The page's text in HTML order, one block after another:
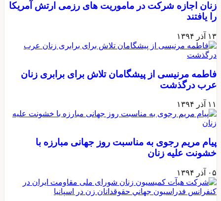
اجازه شرکت در ماموریت های رزمی ارتش آمریکا
یافتند
۱۳۹۴
مرنیسی از پیشگامان تلاش برای برابری زنان
درگذشت
۱۳۹۴
مریم رجوی به مناسبت روز جهانی مبارزه با
علیه زنان
۱۳۹۴